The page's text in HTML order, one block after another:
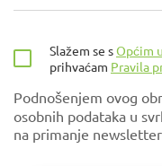
Slažem se sOpćim
prihvaćam Pravila
Podnošenjem ovog
osobnih podataka u
na primanje